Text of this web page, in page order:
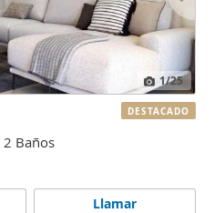
1/25
2 Baños
Llamar
DESTACADO